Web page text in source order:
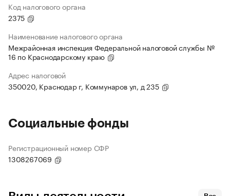
Код налогового органа
2375
Наименование налогового органа
Межрайонная инспекция Федеральной налоговой службы №
16 по Краснодарскому краю
Адрес налоговой
350020, Краснодар г, Коммунаров ул, д 235
Социальные фонды
Регистрационный номер СФР
1308267069